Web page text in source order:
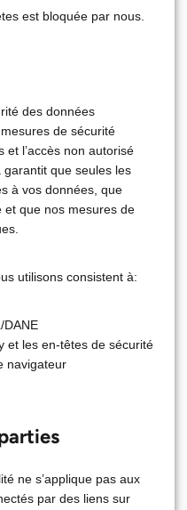
est bloquée par nous.
des données
de sécurité
l’accès non autorisé
que seules les
à vos données, que
et que nos mesures de
utilisons consistent à:
DANE
et les en-têtes de sécurité
navigateur
ne s’applique pas aux
par des liens sur